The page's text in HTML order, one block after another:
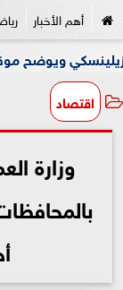
أهم الأخبار
موقفه من
اقتصاد
وزارة